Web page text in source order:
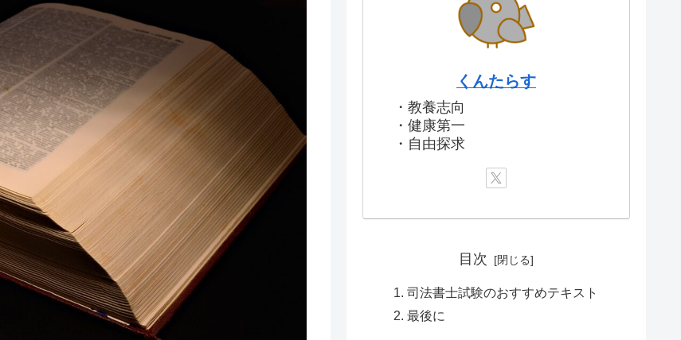
くんたらす
・教養志向
・健康第一
・自由探求
目次
司法書士試験のおすすめテキスト
最後に